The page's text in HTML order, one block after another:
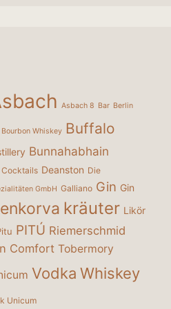
Asbach 8 Bar Berlin
Bourbon Whiskey Buffalo
Bunnahabhain
Cocktails Deanston Die
GmbH Galliano Gin Gin
kräuter Likör
PITÚ Riemerschmid
Comfort Tobermory
Vodka Whiskey
Unicum